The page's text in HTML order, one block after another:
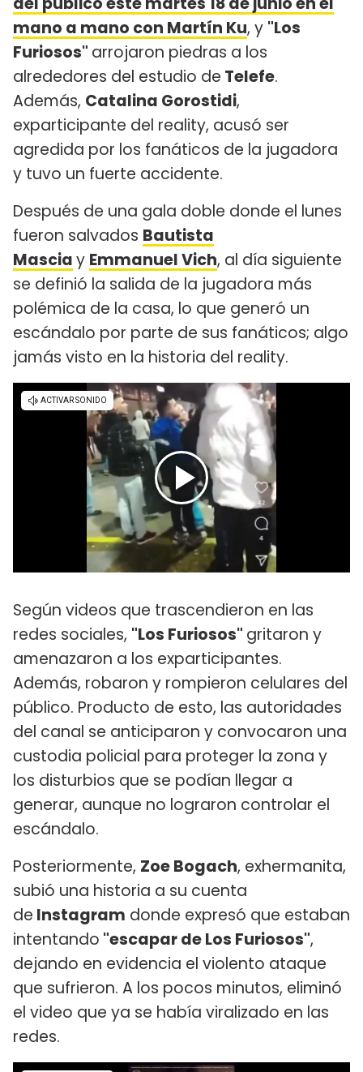
mano a mano con Martín Ku, y "Los
Furiosos" arrojaron piedras a los
alrededores del estudio de Telefe.
Además, Catalina Gorostidi,
exparticipante del reality, acusó ser
agredida por los fanáticos de la jugadora
y tuvo un fuerte accidente.
Después de una gala doble donde el lunes
fueron salvados Bautista
Masciay Emmanuel Vich, al día siguiente
se definió la salida de la jugadora más
polémica de la casa, lo que generó un
escándalo por parte de sus fanáticos; algo
jamás visto en la historia del reality.
Según videos que trascendieron en las
redes sociales, "Los Furiosos" gritaron y
amenazaron a los exparticipantes.
Además, robaron y rompieron celulares del
público. Producto de esto, las autoridades
del canal se anticiparon y convocaron una
custodia policial para proteger la zona y
los disturbios que se podían llegar a
generar, aunque no lograron controlar el
escándalo.
Posteriormente, Zoe Bogach, exhermanita,
subió una historia a su cuenta
de Instagram donde expresó que estaban
intentando "escapar de Los Furiosos",
dejando en evidencia el violento ataque
que sufrieron. A los pocos minutos, eliminó
el video que ya se había viralizado en las
redes.